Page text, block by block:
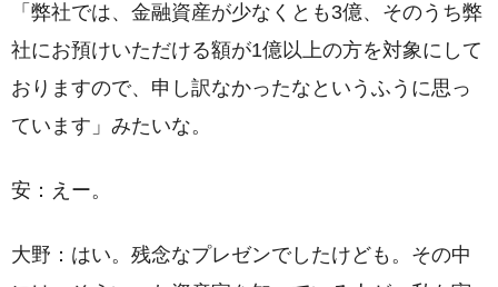
「弊社では、金融資産が少なくとも3億、そのうち弊
社にお預けいただける額が1億以上の方を対象にして
おりますので、申し訳なかったなというふうに思っ
ています」みたいな。
安：えー。
大野：はい。残念なプレゼンでしたけども。その中